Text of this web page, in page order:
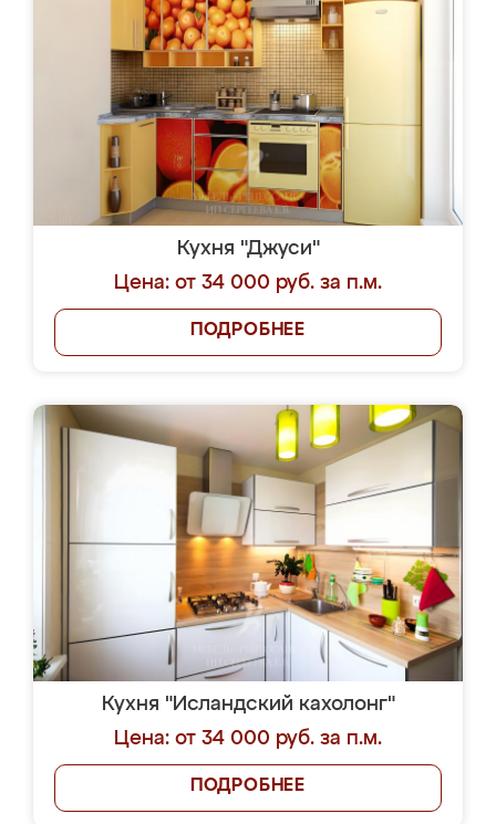
Кухня "Джуси"
Цена: от 34 000 руб. за п.м.
ПОДРОБНЕЕ
Кухня "Исландский кахолонг"
Цена: от 34 000 руб. за п.м.
ПОДРОБНЕЕ